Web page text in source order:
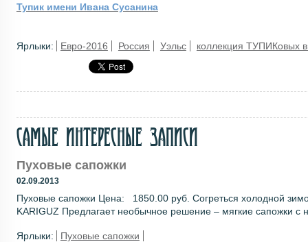
Тупик имени Ивана Сусанина
Ярлыки: Евро-2016 Россия Уэльс коллекция ТУПИКовых
Самые интересные записи
Пуховые сапожки
02.09.2013
Пуховые сапожки Цена: 1850.00 руб. Согреться холодной
KARIGUZ Предлагает необычное решение – мягкие сапожки с
Ярлыки:
Пуховые сапожки